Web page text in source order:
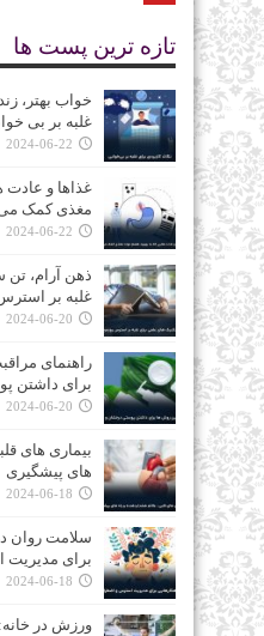
تازه ترین پست ها
خواب بهتر،
غلبه بر بی‌
2024-06-22
غذاها و عادت‌
مغذی کمک می‌
2024-06-22
ذهن آرام، تن
غلبه بر
2024-06-20
راهنمای
برای داشتن
2024-06-20
بیماری‌ های
های پیشگیری
2024-06-18
سلامت روان
برای
2024-06-18